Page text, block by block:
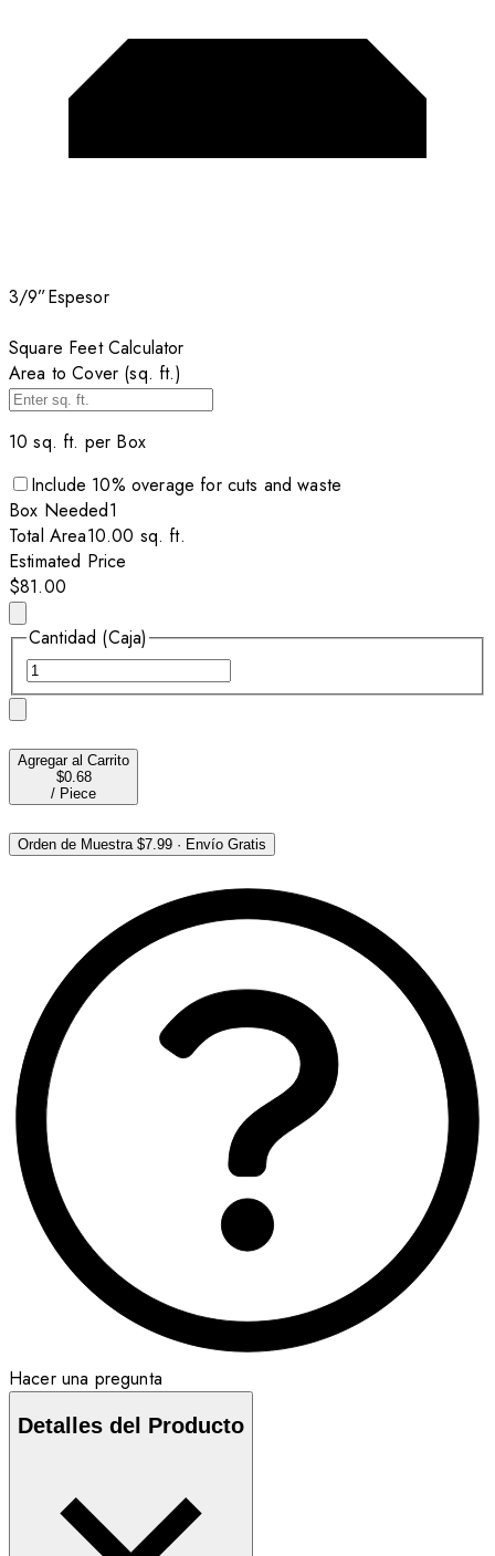
3/9”Espesor
Square Feet Calculator
Area to Cover (sq. ft.)
10 sq. ft. per Box
Include 10% overage for cuts and waste
Box Needed1
Total Area10.00 sq. ft.
Estimated Price
$81.00
Cantidad (Caja)
Agregar al Carrito
$0.68
/ Piece
Orden de Muestra $7.99 · Envío Gratis
Hacer una pregunta
Detalles del Producto